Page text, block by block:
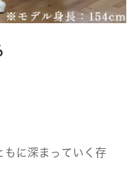
もに深まっていく存